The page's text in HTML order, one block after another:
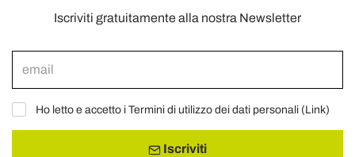
Iscriviti gratuitamente alla nostra Newsletter
Ho letto e accetto i Termini di utilizzo dei dati personali (Link)
Iscriviti